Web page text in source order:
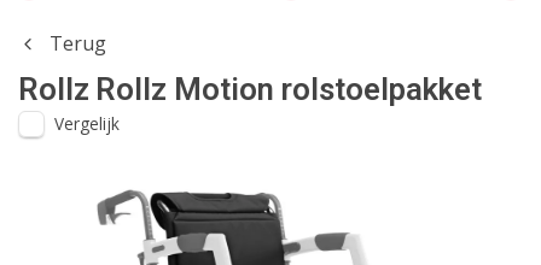
Terug
Rollz Rollz Motion rolstoelpakket
Vergelijk